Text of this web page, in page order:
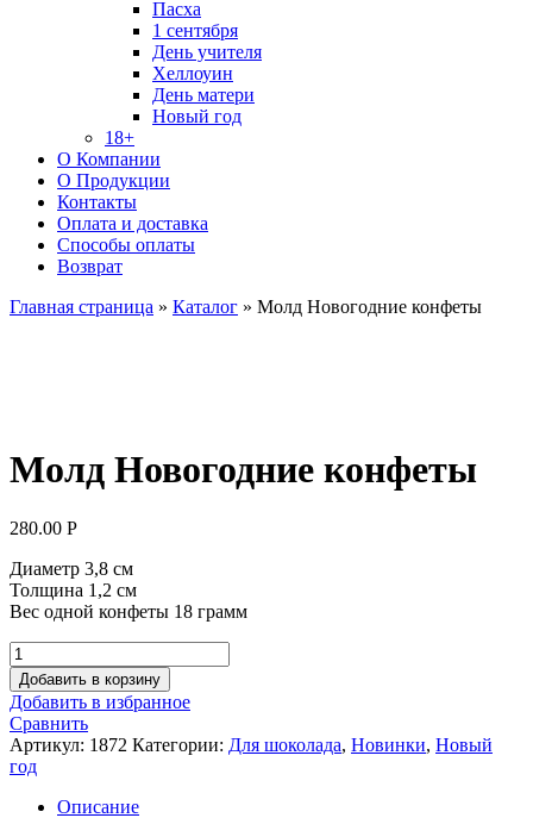
Пасха
1 сентября
День учителя
Хеллоуин
День матери
Новый год
18+
О Компании
О Продукции
Контакты
Оплата и доставка
Способы оплаты
Возврат
Главная страница » Каталог » Молд Новогодние конфеты
Молд Новогодние конфеты
280.00 Р
Диаметр 3,8 см
Толщина 1,2 см
Вес одной конфеты 18 грамм
Количество
товара
Молд
Новогодние
конфеты
Добавить в корзину
Добавить в избранное
Сравнить
Артикул: 1872 Категории: Для шоколада, Новинки, Новый
год
Описание